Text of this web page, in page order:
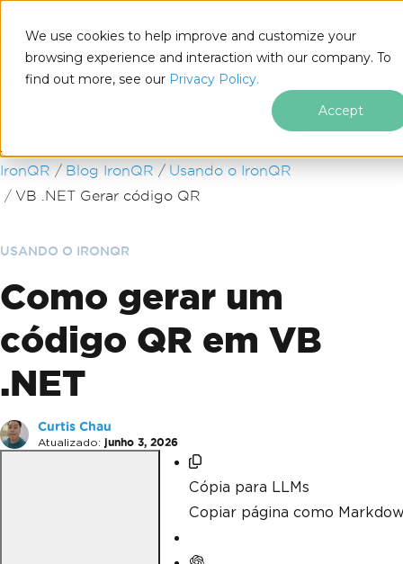
We use cookies to help improve and customize your
browsing experience and interaction with our company. To
find out more, see our Privacy Policy.
Accept
Ir para o conteúdo do rodapé
IronQR Blog IronQR
Usando o IronQR
VB .NET Gerar código QR
USANDO O IRONQR
Como gerar um
código QR em VB
.NET
Curtis Chau
Atualizado: junho 3, 2026
Cópia para LLMs
Copiar página como